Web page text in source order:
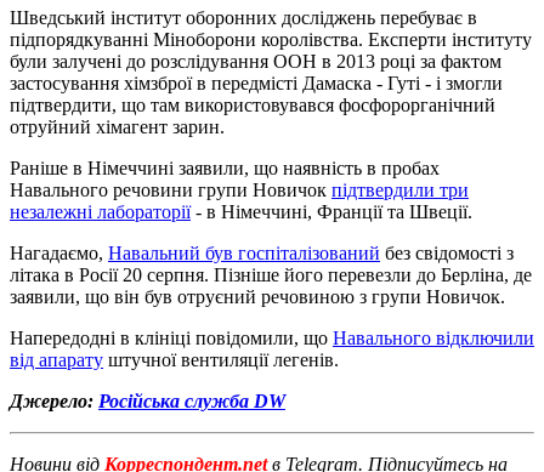
Шведський інститут оборонних досліджень перебуває в
підпорядкуванні Міноборони королівства. Експерти інституту
були залучені до розслідування ООН в 2013 році за фактом
застосування хімзброї в передмісті Дамаска - Гуті - і змогли
підтвердити, що там використовувався фосфорорганічний
отруйний хімагент зарин.
Раніше в Німеччині заявили, що наявність в пробах
Навального речовини групи Новичок підтвердили три
незалежні лабораторії- в Німеччині, Франції та Швеції.
Нагадаємо, Навальний був госпіталізований без свідомості з
літака в Росії 20 серпня. Пізніше його перевезли до Берліна, де
заявили, що він був отруєний речовиною з групи Новичок.
Напередодні в клініці повідомили, що Навального відключили
від апарату штучної вентиляції легенів.
Джерело: Російська служба DW
Новини від Корреспондент.netв Telegram. Підписуйтесь на